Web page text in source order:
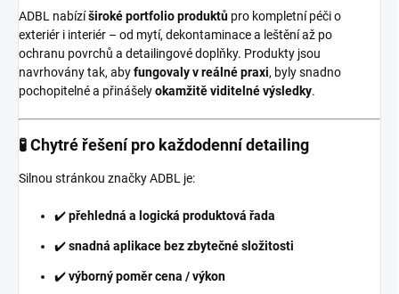
ADBL nabízíširoké portfolio produktů pro kompletní péči o
exteriér i interiér – od mytí, dekontaminace a leštění až po
ochranu povrchů a detailingové doplňky. Produkty jsou
navrhovány tak, abyfungovaly v reálné praxi, byly snadno
pochopitelné a přinášelyokamžitě viditelné výsledky.
🧪 Chytré řešení pro každodenní detailing
Silnou stránkou značky ADBL je:
✔️přehledná a logická produktová řada
✔️snadná aplikace bez zbytečné složitosti
✔️výborný poměr cena / výkon